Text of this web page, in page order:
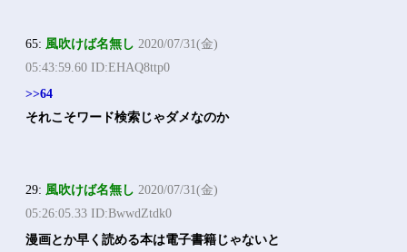
65: 風吹けば名無し 2020/07/31(金)
05:43:59.60 ID:EHAQ8ttp0
>>64
それこそワード検索じゃダメなのか
29: 風吹けば名無し 2020/07/31(金)
05:26:05.33 ID:BwwdZtdk0
漫画とか早く読める本は電子書籍じゃないと